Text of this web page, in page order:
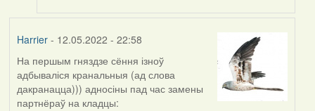
Harrier- 12.05.2022 - 22:58
На першым гняздзе сёння ізноў
адбываліся кранальныя (ад слова
дакранацца))) адносіны пад час замены
партнёраў на кладцы: